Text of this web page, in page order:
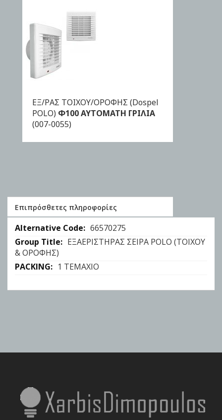
ΕΞ/ΡΑΣ ΤΟΙΧΟΥ/ΟΡΟΦΗΣ (Dospel
POLO) Φ100 ΑΥΤΟΜΑΤΗ ΓΡΙΛΙΑ
(007-0055)
ΑΓΟΡΑ
Επιπρόσθετες πληροφορίες
Επιπρόσθετες
πληροφορίες
66570275
ΕΞΑΕΡΙΣΤΗΡΑΣ ΣΕΙΡΑ POLO (ΤΟΙΧΟΥ
& ΟΡΟΦΗΣ)
1 ΤΕΜΑΧΙΟ